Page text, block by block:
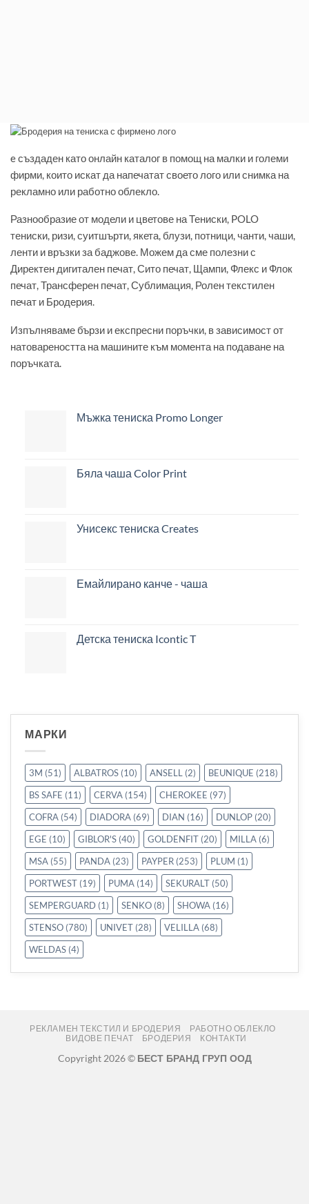
e създаден като онлайн каталог в помощ на малки и големи
фирми, които искат да напечатат своето лого или снимка на
рекламно или работно облекло.
Разнообразие от модели и цветове на Тениски, POLO
тениски, ризи, суитшърти, якета, блузи, потници, чанти, чаши,
ленти и връзки за баджове. Можем да сме полезни с
Директен дигитален печат, Сито печат, Щампи, Флекс и Флок
печат, Трансферен печат, Сублимация, Ролен текстилен
печат и Бродерия.
Изпълняваме бързи и експресни поръчки, в зависимост от
натовареността на машините към момента на подаване на
поръчката.
Мъжка тениска Promo Longer
Бяла чаша Color Print
Унисекс тениска Creates
Емайлирано канче - чаша
Детска тениска Icontic T
МАРКИ
3M (51) ALBATROS (10) ANSELL (2) BEUNIQUE (218)
BS SAFE (11) CERVA (154) CHEROKEE (97)
COFRA (54) DIADORA (69) DIAN (16) DUNLOP (20)
EGE (10) GIBLOR'S (40) GOLDENFIT (20) MILLA (6)
MSA (55) PANDA (23) PAYPER (253) PLUM (1)
PORTWEST (19) PUMA (14) SEKURALT (50)
SEMPERGUARD (1) SENKO (8) SHOWA (16)
STENSO (780) UNIVET (28) VELILLA (68)
WELDAS (4)
РЕКЛАМЕН ТЕКСТИЛ И БРОДЕРИЯ
РАБОТНО ОБЛЕКЛО
ВИДОВЕ ПЕЧАТ
БРОДЕРИЯ КОНТАКТИ
Copyright 2026 © БЕСТ БРАНД ГРУП ООД